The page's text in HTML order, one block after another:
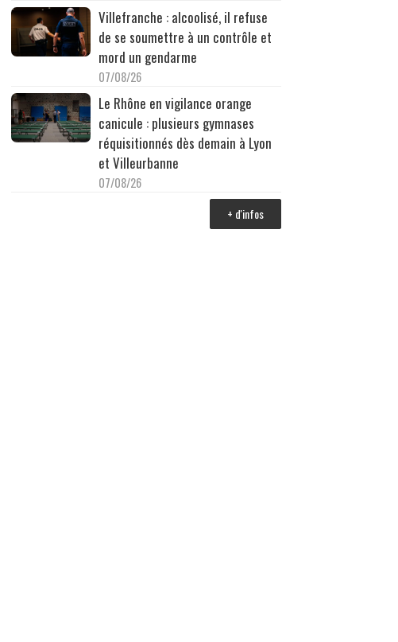
Villefranche : alcoolisé, il refuse
de se soumettre à un contrôle et
mord un gendarme
07/08/26
Le Rhône en vigilance orange
canicule : plusieurs gymnases
réquisitionnés dès demain à Lyon
et Villeurbanne
07/08/26
+ d'infos